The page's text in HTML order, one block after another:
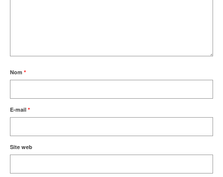
Nom *
E-mail *
Site web